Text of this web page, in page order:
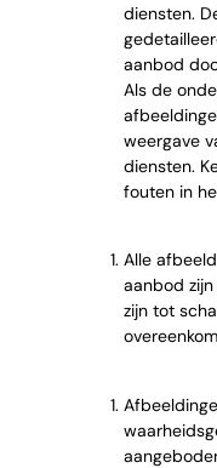
diensten.
aanbod
Als de
weergave
diensten.
fouten in
Alle
aanbod
zijn tot